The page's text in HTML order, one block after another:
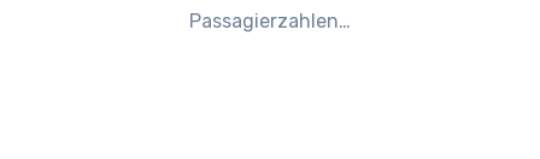
Passagierzahlen…